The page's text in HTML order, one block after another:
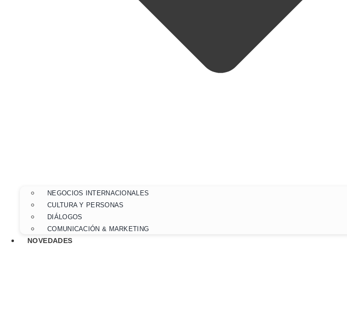
NEGOCIOS INTERNACIONALES
CULTURA Y PERSONAS
DIÁLOGOS
COMUNICACIÓN & MARKETING
NOVEDADES